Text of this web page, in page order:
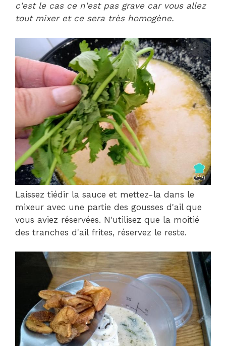
c'est le cas ce n'est pas grave car vous allez
tout mixer et ce sera très homogène.
Laissez tiédir la sauce et mettez-la dans le
mixeur avec une partie des gousses d'ail que
vous aviez réservées. N'utilisez que la moitié
des tranches d'ail frites, réservez le reste.